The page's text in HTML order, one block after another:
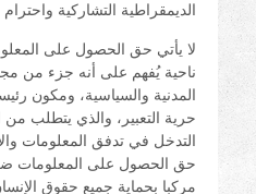
الديمقراطية التشاركية
لا يأتي حق الحصول على
ناحية يُفهم على أنه جزء من
المدنية والسياسية، ومكون
حرية التعبير، والذي يتطلب
التدخل في تدفق المعلومات
حق الحصول على المعلومات
مركبا بحماية جميع حقوق